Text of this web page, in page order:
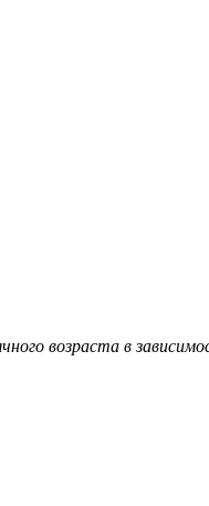
возраста в